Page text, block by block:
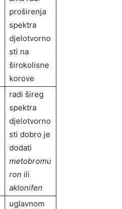
proširenja
spektra
djelotvorno
sti na
širokolisne
korove
radi šireg
spektra
djelotvorno
sti dobro je
dodati
metobromu
ron ili
aklonifen
uglavnom